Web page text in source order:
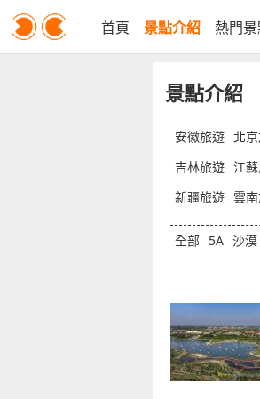
首頁 景點介紹 熱門
景點介紹
安徽旅遊 北
吉林旅遊 江
新疆旅遊 雲
全部 5A 沙漠